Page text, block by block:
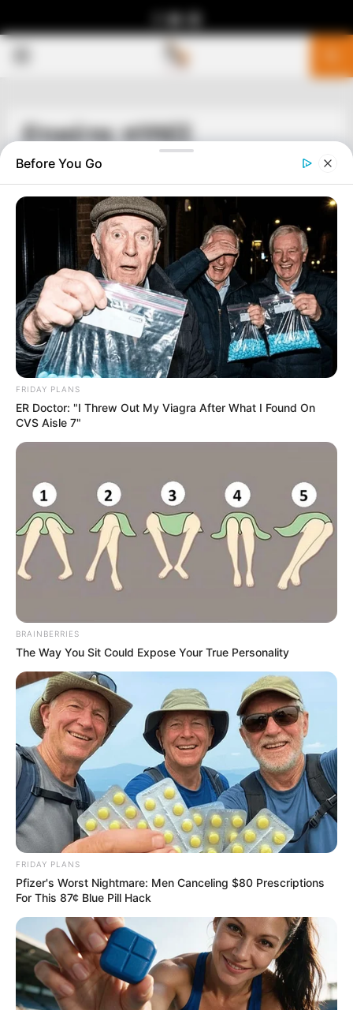
Ετικέτα: πΥΛΕΣ
ΥΠΕΡΒΑΤΙΚΟ
ΆΝΟΙΓΜΑ ΠΎΛΗΣ 2024!
ΡΟΗ ΤΩΝ ΑΡΘΡΩΝ ΥΠΕΡΒΑΤΙΚΟ
Επιχείρηση «Gateway Process»:
Ερπετοειδή Όντα Εμφανίστηκαν Κατά Τη
Διάρκεια Των Υπερδιαστατικών
Πειραμάτων Της CIA
Επιχείρηση «Gateway Process»: Ερπετοειδή Όντα
Εμφανίστηκαν Κατά Τη Διάρκεια Των Υπερδιαστατικών
εκπομπών Ρόμπερτ Μονρό υπέστη μια σειρά από
ΚΟΙΝΩΝΙΚΑ ΔΙΚΤΥΑ
Before You Go
FRIDAY PLANS
ER Doctor: "I Threw Out My Viagra After What I Found On
CVS Aisle 7"
BRAINBERRIES
The Way You Sit Could Expose Your True Personality
FRIDAY PLANS
Pfizer's Worst Nightmare: Men Canceling $80 Prescriptions
For This 87¢ Blue Pill Hack